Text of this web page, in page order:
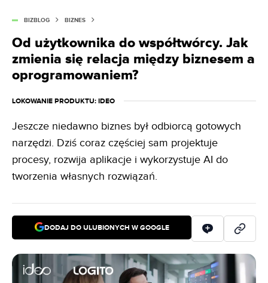
BIZBLOG BIZNES
Od użytkownika do współtwórcy. Jak
zmienia się relacja między biznesem a
oprogramowaniem?
LOKOWANIE PRODUKTU: IDEO
Jeszcze niedawno biznes był odbiorcą gotowych
narzędzi. Dziś coraz częściej sam projektuje
procesy, rozwija aplikacje i wykorzystuje AI do
tworzenia własnych rozwiązań.
DODAJ DO ULUBIONYCH W GOOGLE